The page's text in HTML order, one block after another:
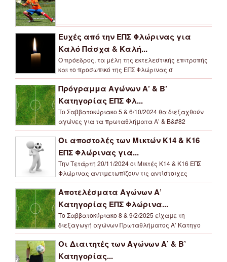
Ευχές από την ΕΠΣ Φλώρινας για
Καλό Πάσχα & Καλή...
Ο πρόεδρος, τα μέλη της εκτελεστικής επιτροπής
και το προσωπικό της ΕΠΣ Φλώρινας σ
Πρόγραμμα Αγώνων Α’ & Β’
Κατηγορίας ΕΠΣ Φλ...
Το Σαββατοκύριακο 5 & 6/10/2024 θα διεξαχθούν
αγώνες για τα πρωταθλήματα Α’ & Β&#82
Οι αποστολές των Μικτών Κ14 & Κ16
ΕΠΣ Φλώρινας για...
Την Τετάρτη 20/11/2024 οι Μικτές Κ14 & Κ16 ΕΠΣ
Φλώρινας αντιμετωπίζουν τις αντίστοιχες
Αποτελέσματα Αγώνων Α’
Κατηγορίας ΕΠΣ Φλώρινα...
Το Σαββατοκύριακο 8 & 9/2/2025 είχαμε τη
διεξαγωγή αγώνων Πρωταθλήματος Α’ Κατηγο
Οι Διαιτητές των Αγώνων Α’ & Β’
Κατηγορίας...